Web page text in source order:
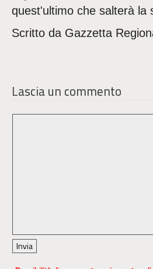
quest'ultimo che salterà la
Scritto da Gazzetta
Lascia un commento